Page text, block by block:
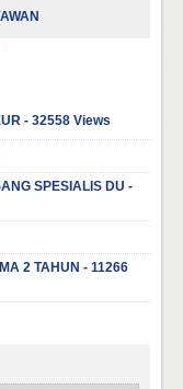
- 32558 Views
SPESIALIS DU -
2 TAHUN - 11266